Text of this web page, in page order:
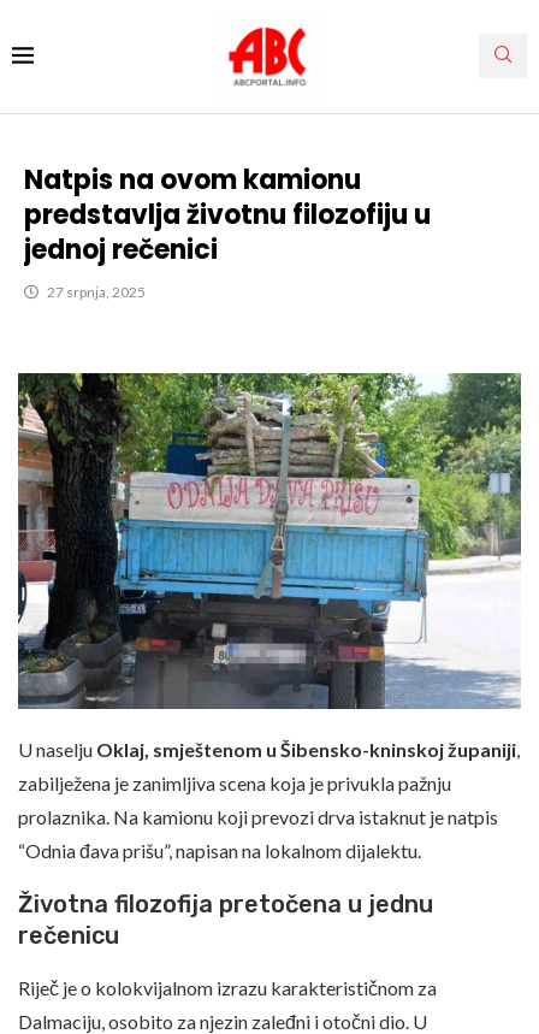
Natpis na ovom kamionu
predstavlja životnu filozofiju u
jednoj rečenici
27 srpnja, 2025
U naselju Oklaj, smještenom u Šibensko-kninskoj županiji
zabilježena je zanimljiva scena koja je privukla pažnju
prolaznika. Na kamionu koji prevozi drva istaknut je natpis
“Odnia đava prišu”, napisan na lokalnom dijalektu.
Životna filozofija pretočena u jednu
rečenicu
Riječ je o kolokvijalnom izrazu karakterističnom za
Dalmaciju, osobito za njezin zaleđni i otočni dio. U